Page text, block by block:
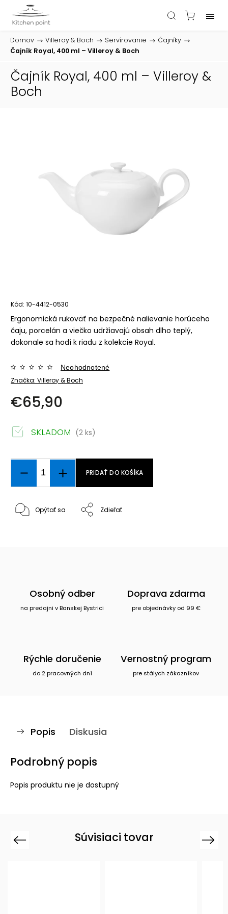
Domov / Villeroy & Boch / Servírovanie / Čajníky /
Čajník Royal, 400 ml – Villeroy & Boch
Čajník Royal, 400 ml – Villeroy &
Boch
Kód: 10-4412-0530
Ergonomická rukoväť na bezpečné nalievanie horúceho
čaju, porcelán a viečko udržiavajú obsah dlho teplý,
dokonale sa hodí k riadu z kolekcie Royal.
Značka: Villeroy & Boch
Neohodnotené
€65,90
SKLADOM (2 ks)
PRIDAŤ DO KOŠÍKA
Opýtať sa Zdieľať
Osobný odber
na predajni v Banskej Bystrici
Doprava zdarma
pre objednávky od 99 €
Rýchle doručenie
do 2 pracovných dní
Vernostný program
pre stálych zákazníkov
Popis Diskusia
Podrobný popis
Popis produktu nie je dostupný
Súvisiaci tovar
Previous Next